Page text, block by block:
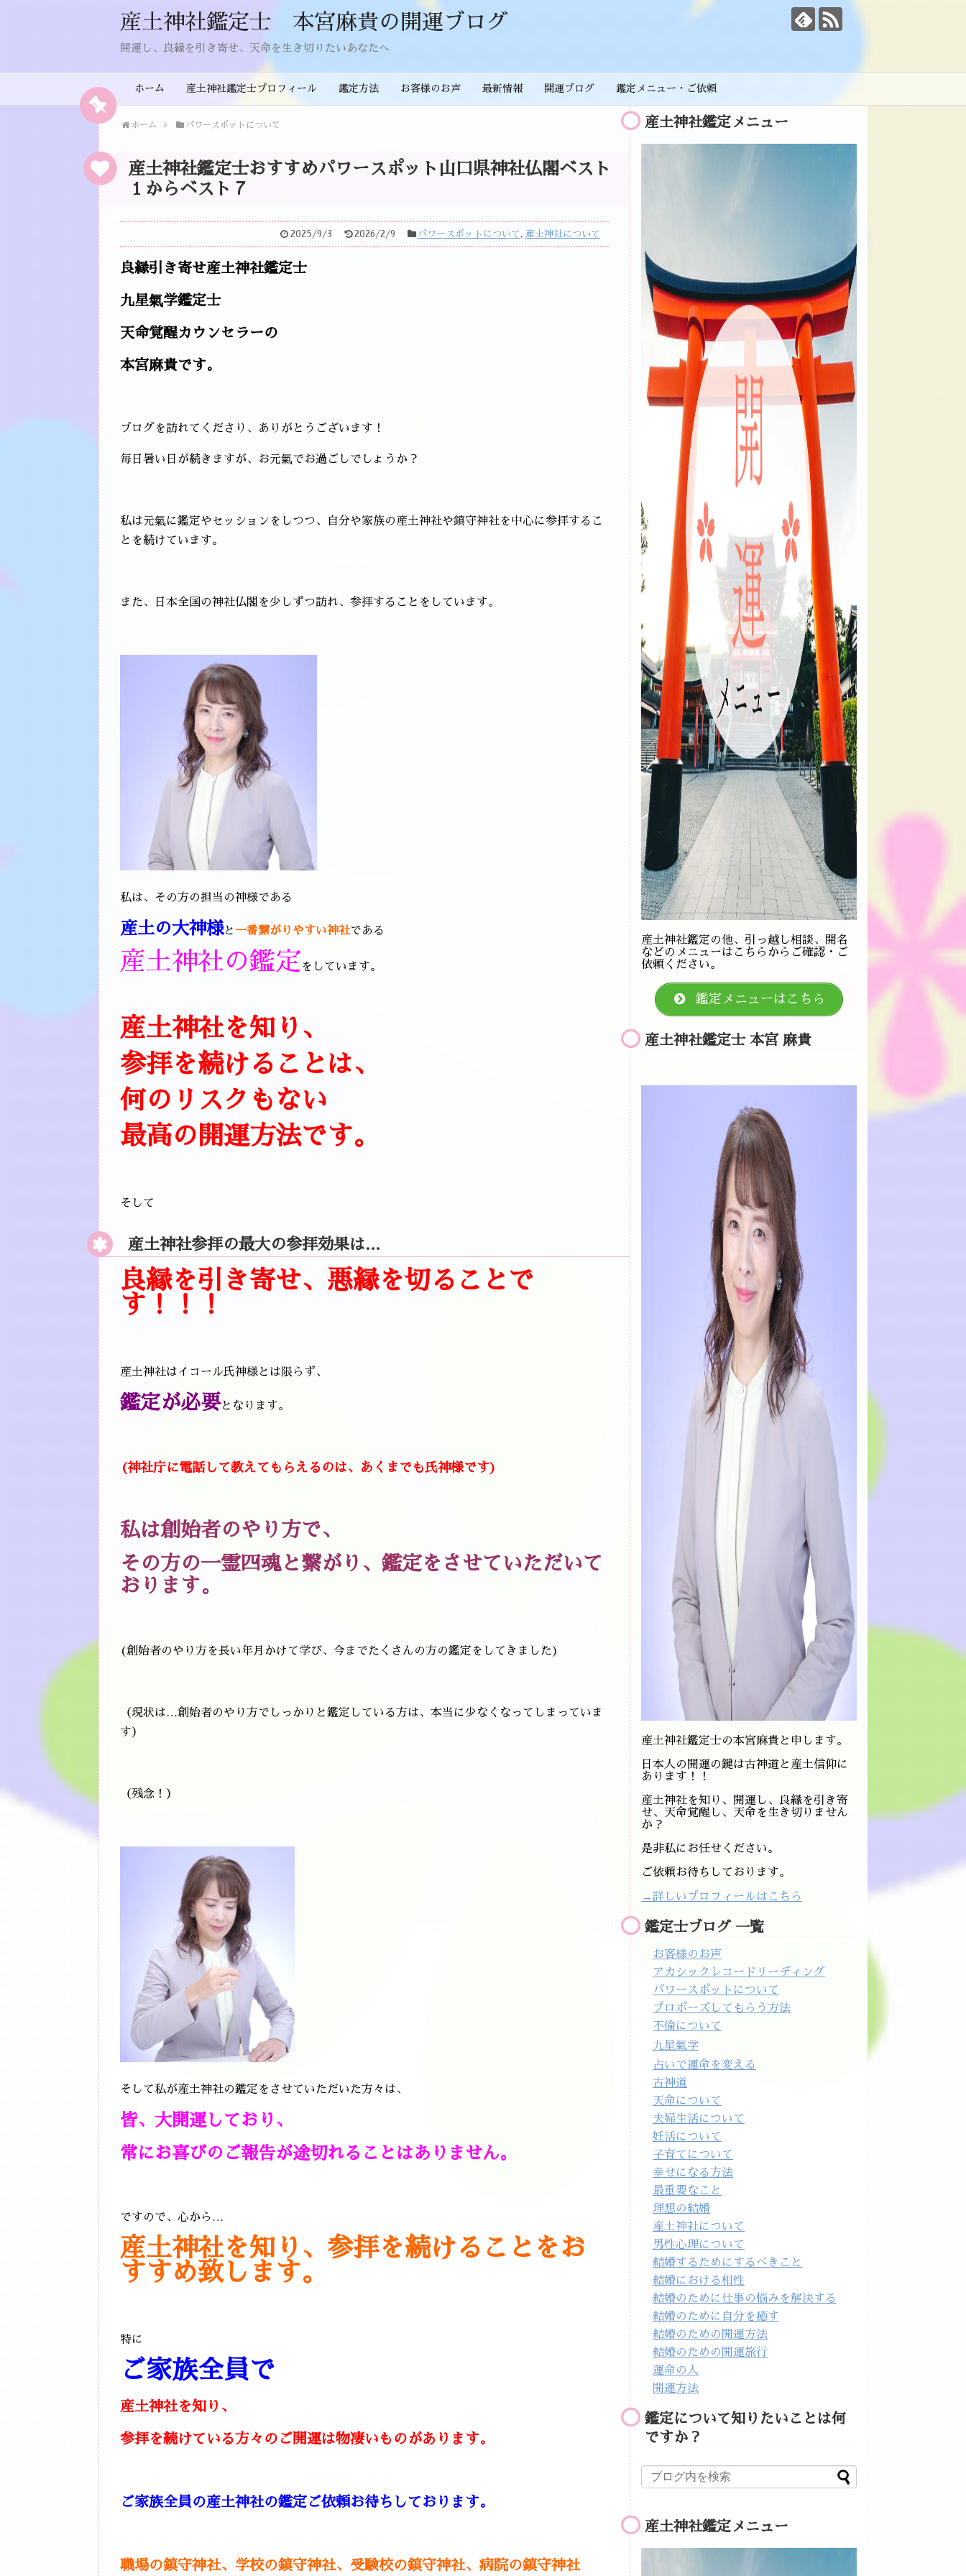
産土神社鑑定士 本宮麻貴の開運ブログ
開運し、良縁を引き寄せ、天命を生き切りたいあなたへ
ホーム 産土神社鑑定士プロフィール 鑑定方法 お客様のお声 最新情報 開運ブログ 鑑定メニュー・ご依頼
ホーム パワースポットについて
産土神社鑑定士おすすめパワースポット山口県神社仏閣ベスト
１からベスト７
2025/9/3 2026/2/9 パワースポットについて , 産土神社について
良縁引き寄せ産土神社鑑定士
九星氣学鑑定士
天命覚醒カウンセラーの
本宮麻貴です。
ブログを訪れてくださり、ありがとうございます！
毎日暑い日が続きますが、お元氣でお過ごしでしょうか？
私は元氣に鑑定やセッションをしつつ、自分や家族の産土神社や鎮守神社を中心に参拝するこ
とを続けています。
また、日本全国の神社仏閣を少しずつ訪れ、参拝することをしています。
私は、その方の担当の神様である
産土の大神様と一番繋がりやすい神社である
産土神社の鑑定 をしています。
産土神社を知り、
参拝を続けることは、
何のリスクもない
最高の開運方法です。
そして
産土神社参拝の最大の参拝効果は…
良縁を引き寄せ、悪縁を切ることで
す！！！
産土神社はイコール氏神様とは限らず、
鑑定が必要となります。
(神社庁に電話して教えてもらえるのは、あくまでも氏神様です)
私は創始者のやり方で、
その方の一霊四魂と繋がり、鑑定をさせていただいて
おります。
(創始者のやり方を長い年月かけて学び、今までたくさんの方の鑑定をしてきました)
（現状は…創始者のやり方でしっかりと鑑定している方は、本当に少なくなってしまっていま
す）
（残念！）
そして私が産土神社の鑑定をさせていただいた方々は、
皆、大開運しており、
常にお喜びのご報告が途切れることはありません。
ですので、心から…
産土神社を知り、参拝を続けることをお
すすめ致します。
特に
ご家族全員で
産土神社を知り、
参拝を続けている方々のご開運は物凄いものがあります。
ご家族全員の産土神社の鑑定ご依頼お待ちしております。
職場の鎮守神社、学校の鎮守神社、受験校の鎮守神社、病院の鎮守神社
産土神社鑑定メニュー
産土神社鑑定の他、引っ越し相談、開名
などのメニューはこちらからご確認・ご
依頼ください。
鑑定メニューはこちら
産土神社鑑定士 本宮 麻貴
産土神社鑑定士の本宮麻貴と申します。
日本人の開運の鍵は古神道と産土信仰に
あります！！
産土神社を知り、開運し、良縁を引き寄
せ、天命覚醒し、天命を生き切りません
か？
是非私にお任せください。
ご依頼お待ちしております。
→詳しいプロフィールはこちら
鑑定士ブログ 一覧
お客様のお声
アカシックレコードリーディング
パワースポットについて
プロポーズしてもらう方法
不倫について
九星氣学
占いで運命を変える
古神道
天命について
夫婦生活について
妊活について
子育てについて
幸せになる方法
最重要なこと
理想の結婚
産土神社について
男性心理について
結婚するためにするべきこと
結婚における相性
結婚のために仕事の悩みを解決する
結婚のために自分を癒す
結婚のための開運方法
結婚のための開運旅行
運命の人
開運方法
鑑定について知りたいことは何
ですか？
産土神社鑑定メニュー